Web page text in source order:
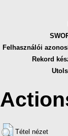
Felhasználói
Rekord
Tétel nézet